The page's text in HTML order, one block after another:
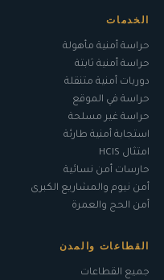
الخدمات
حراسة أمنية مأهولة
حراسة أمنية ثابتة
دوريات أمنية متنقلة
حراسة في الموقع
حراسة غير مسلحة
استجابة أمنية طارئة
امتثال HCIS
حارسات أمن نسائية
أمن نيوم والمشاريع الكبرى
أمن الحج والعمرة
القطاعات والمدن
جميع القطاعات